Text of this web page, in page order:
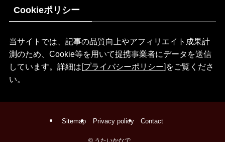
Cookieポリシー
当サイトでは、記事の品質向上やアフィリエイト成果計
測のため、Cookie等を用いて提携事業者にデータを送信
しています。詳細は[プライバシーポリシー]をご覧くださ
い。
Sitemap Privacy policy Contact
© うたいかなで、